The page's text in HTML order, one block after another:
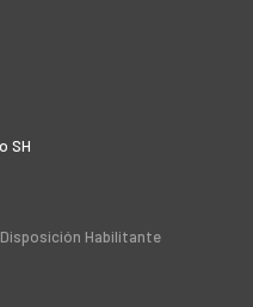
SH
Disposición Habilitante